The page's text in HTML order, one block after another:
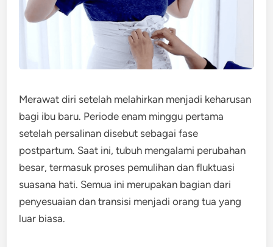
Merawat diri setelah melahirkan menjadi keharusan
bagi ibu baru. Periode enam minggu pertama
setelah persalinan disebut sebagai fase
postpartum. Saat ini, tubuh mengalami perubahan
besar, termasuk proses pemulihan dan fluktuasi
suasana hati. Semua ini merupakan bagian dari
penyesuaian dan transisi menjadi orang tua yang
luar biasa.